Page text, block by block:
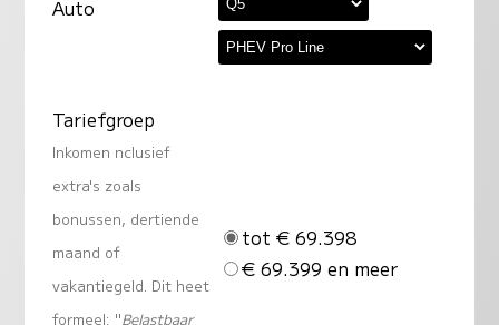
Auto
Tariefgroep
Inkomen nclusief
extra's zoals
bonussen, dertiende
maand of
vakantiegeld. Dit heet
formeel: "Belastbaar
tot € 69.398
€ 69.399 en meer